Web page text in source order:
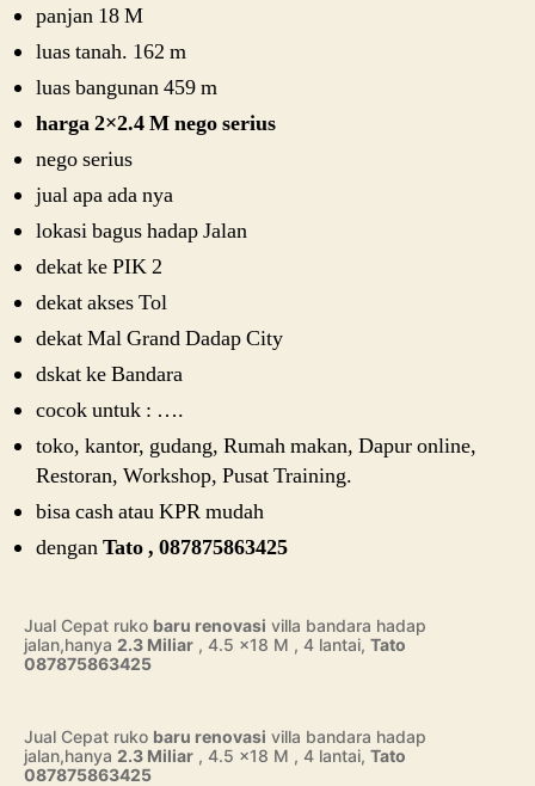
panjan 18 M
luas tanah. 162 m
luas bangunan 459 m
harga 2×2.4 M nego serius
nego serius
jual apa ada nya
lokasi bagus hadap Jalan
dekat ke PIK 2
dekat akses Tol
dekat Mal Grand Dadap City
dskat ke Bandara
cocok untuk : ….
toko, kantor, gudang, Rumah makan, Dapur online,
Restoran, Workshop, Pusat Training.
bisa cash atau KPR mudah
denganTato , 087875863425
Jual Cepat ruko baru renovasi villa bandara hadap
jalan,hanya 2.3 Miliar , 4.5 x18 M , 4 lantai, Tato
087875863425
Jual Cepat ruko baru renovasi villa bandara hadap
jalan,hanya 2.3 Miliar , 4.5 x18 M , 4 lantai, Tato
087875863425